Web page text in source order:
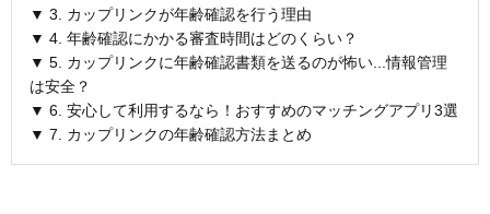
▼ 3. カップリンクが年齢確認を行う理由
▼ 4. 年齢確認にかかる審査時間はどのくらい？
▼ 5. カップリンクに年齢確認書類を送るのが怖い...情報管理
は安全？
▼ 6. 安心して利用するなら！おすすめのマッチングアプリ3選
▼ 7. カップリンクの年齢確認方法まとめ